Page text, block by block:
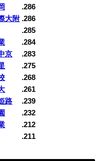
.286
大附 .286
.285
.284
京 .283
.275
.268
.261
路 .239
.232
.212
.211